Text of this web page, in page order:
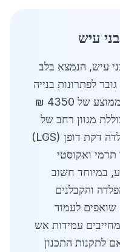
עיש
עיש, הנמצא בלב
לפתרונות בנייה
מתקדמים וירוקים. עם מחיר ממוצע של 4350 ₪
מגוון רחב של
טכנולוגיות חדשניות, ביניהן פלדה דקת דופן (LGS)
תרמי ואקוסטי
במיוחד חשוב
והקבלנים
שואפים לעמוד
עמידות אש
לתקנות התכנון